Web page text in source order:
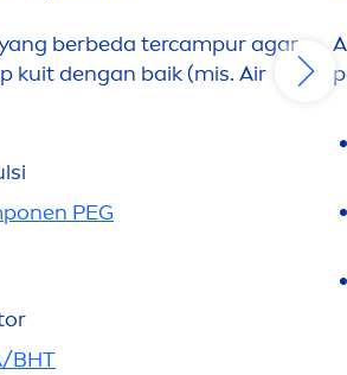
berbeda tercampur agar
kuit dengan baik (mis. Air
PEG
BHT